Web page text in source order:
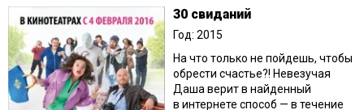
30 свиданий
Год: 2015
На что только не пойдешь, чтобы
обрести счастье?! Невезучая
Даша верит в найденный
в интернете способ — в течение